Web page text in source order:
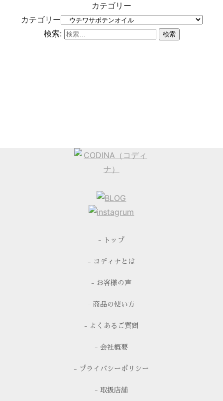
カテゴリー
カテゴリー
検索:
- トップ
- コディナとは
- お客様の声
- 商品の使い方
- よくあるご質問
- 会社概要
- プライバシーポリシー
- 取扱店舗